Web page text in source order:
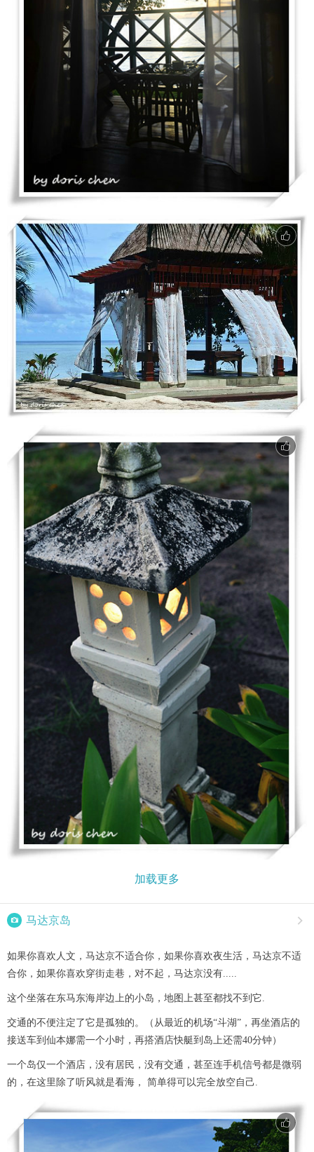
加载更多
 马达京岛 
如果你喜欢人文，马达京不适合你，如果你喜欢夜生活，马达京不适
合你，如果你喜欢穿街走巷，对不起，马达京没有.....
这个坐落在东马东海岸边上的小岛，地图上甚至都找不到它.
交通的不便注定了它是孤独的。（从最近的机场“斗湖”，再坐酒店的
接送车到仙本娜需一个小时，再搭酒店快艇到岛上还需40分钟）
一个岛仅一个酒店，没有居民，没有交通，甚至连手机信号都是微弱
的，在这里除了听风就是看海， 简单得可以完全放空自己.